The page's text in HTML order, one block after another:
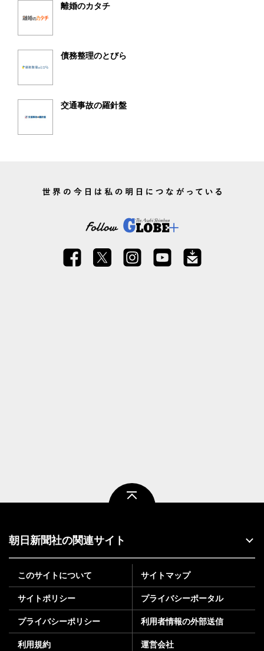
離婚のカタチ
債務整理のとびら
交通事故の羅針盤
朝日新聞社の関連サイト
このサイトについて サイトマップ
サイトポリシー プライバシーポータル
プライバシーポリシー 利用者情報の外部送信
利用規約 運営会社